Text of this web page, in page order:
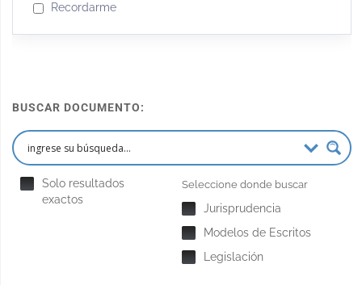
Recordarme
BUSCAR DOCUMENTO:
Solo resultados
exactos
Seleccione donde buscar
Jurisprudencia
Modelos de Escritos
Legislación